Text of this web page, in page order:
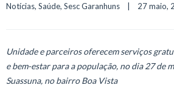
Notícias, Saúde, Sesc Garanhuns
|    27
Unidade e parceiros oferecem serviços
e bem-estar para a população, no dia 27 de
Suassuna, no bairro Boa Vista